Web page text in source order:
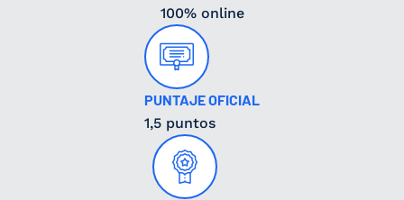
100% online
PUNTAJE OFICIAL
1,5 puntos